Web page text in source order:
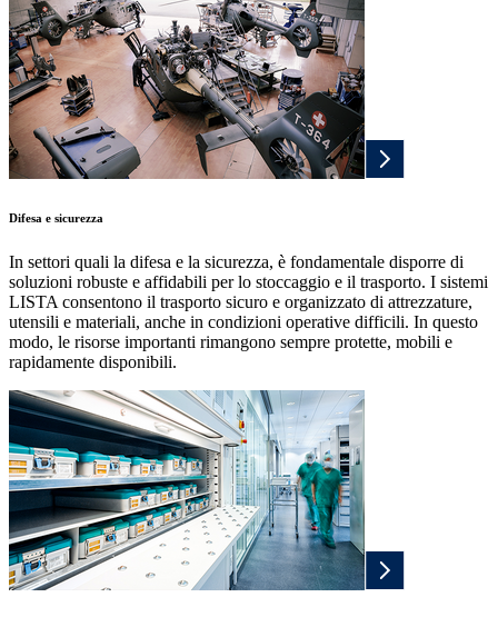
Difesa e sicurezza
In settori quali la difesa e la sicurezza, è fondamentale disporre di
soluzioni robuste e affidabili per lo stoccaggio e il trasporto. I sistemi
LISTA consentono il trasporto sicuro e organizzato di attrezzature,
utensili e materiali, anche in condizioni operative difficili. In questo
modo, le risorse importanti rimangono sempre protette, mobili e
rapidamente disponibili.